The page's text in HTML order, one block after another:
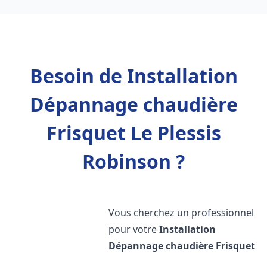
Besoin de Installation
Dépannage chaudière
Frisquet Le Plessis
Robinson ?
Vous cherchez un professionnel
pour votreInstallation
Dépannage chaudière Frisquet